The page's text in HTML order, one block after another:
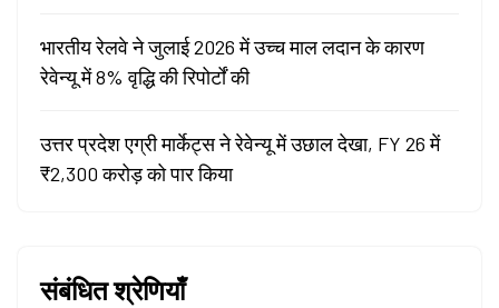
भारतीय रेलवे ने जुलाई 2026 में उच्च माल लदान के कारण
रेवेन्यू में 8% वृद्धि की रिपोर्टों की
उत्तर प्रदेश एग्री मार्केट्स ने रेवेन्यू में उछाल देखा, FY 26 में
₹2,300 करोड़ को पार किया
संबंधित श्रेणियाँ